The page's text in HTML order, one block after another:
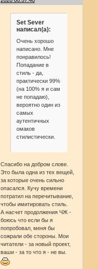
Set Sever
написал(а):
Очень хорошо
написано. Мне
понравилось!
Попадание в
стиль - да,
практически 99%
(на 100% я и сам
не попадаю),
вероятно один из
самых
аутентичных
омаков
стилистически.
Спасибо на добром слове.
Это была одна из тех вещей,
за которые очень сильно
опасался. Кучу времени
потратил на перечитывание,
чтобы имитировать стиль.
А насчет продолжения ЧЖ -
боюсь что если бы я
попробовал, меня бы
сожрали обе стороны. Мои
читатели - за новый проект,
ваши - за то что я - не вы.